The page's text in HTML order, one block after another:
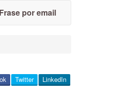
Frase por email
LinkedIn
Twitter